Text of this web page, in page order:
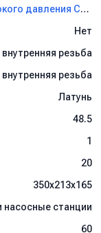
Плунжерные насосы высокого давления Comet
Нет
внутренняя резьба
внутренняя резьба
Латунь
48.5
1
20
350x213x165
насосные станции
60